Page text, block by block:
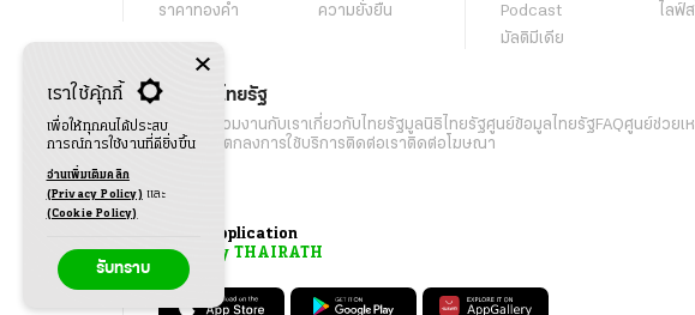
ราคาทองคำ
ความยั่งยืน
Podcast
ไลฟ์
มัลติมีเดีย
เกี่ยวกับไทยรัฐ
กิจกรรม ร่วมงานกับเราเกี่ยวกับไทยรัฐมูลนิธิไทยรัฐศูนย์ข้อมูลไทยรัฐFAQศูนย์ช่วยเ
เงื่อนไขข้อตกลงการใช้บริการติดต่อเราติดต่อโฆษณา
Application
My THAIRATH
เราใช้คุ้กกี้
เพื่อให้ทุกคนได้ประสบ
การณ์การใช้งานที่ดียิ่งขึ้น
อ่านเพิ่มเติมคลิก
(Privacy Policy) และ
(Cookie Policy)
รับทราบ